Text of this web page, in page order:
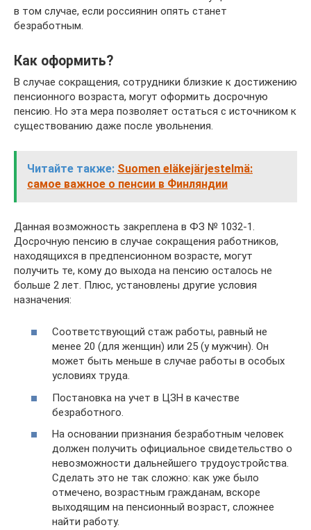
в том случае, если россиянин опять станет
безработным.
Как оформить?
В случае сокращения, сотрудники близкие к достижению
пенсионного возраста, могут оформить досрочную
пенсию. Но эта мера позволяет остаться с источником к
существованию даже после увольнения.
Читайте также: Suomen eläkejärjestelmä:
самое важное о пенсии в Финляндии
Данная возможность закреплена в ФЗ № 1032-1.
Досрочную пенсию в случае сокращения работников,
находящихся в предпенсионном возрасте, могут
получить те, кому до выхода на пенсию осталось не
больше 2 лет. Плюс, установлены другие условия
назначения:
Соответствующий стаж работы, равный не
менее 20 (для женщин) или 25 (у мужчин). Он
может быть меньше в случае работы в особых
условиях труда.
Постановка на учет в ЦЗН в качестве
безработного.
На основании признания безработным человек
должен получить официальное свидетельство о
невозможности дальнейшего трудоустройства.
Сделать это не так сложно: как уже было
отмечено, возрастным гражданам, вскоре
выходящим на пенсионный возраст, сложнее
найти работу.